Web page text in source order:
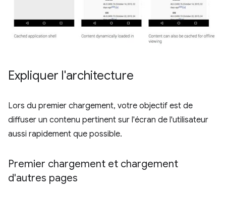
Expliquer l'architecture
Lors du premier chargement, votre objectif est de
diffuser un contenu pertinent sur l'écran de l'utilisateur
aussi rapidement que possible.
Premier chargement et chargement
d'autres pages